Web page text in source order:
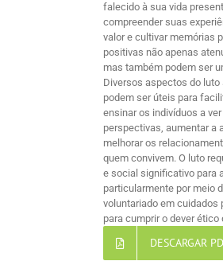
falecido à sua vida
compreender suas
valor e cultivar memórias
positivas não apenas
mas também podem ser
Diversos aspectos do
podem ser úteis para
ensinar os indivíduos a
perspectivas, aumentar a
melhorar os
quem convivem. O luto
e social significativo para
particularmente por meio
voluntariado em cuidados
para cumprir o dever ético
DESCARGAR